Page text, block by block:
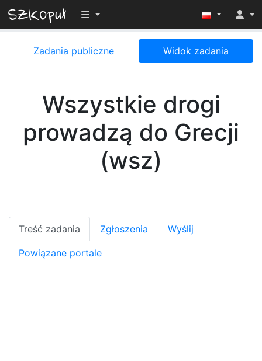
Przełącz widoczność menu
Zadania publiczne Widok zadania
Wszystkie drogi
prowadzą do Grecji
(wsz)
Treść zadania Zgłoszenia Wyślij
Powiązane portale